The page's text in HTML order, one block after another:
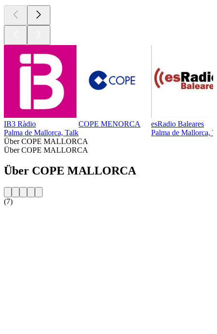
IB3 Ràdio
Palma de Mallorca, Talk
COPE MENORCA
esRadio Baleares
Palma de Mallorca,
Über COPE MALLORCA
Über COPE MALLORCA
Über COPE MALLORCA
(7)